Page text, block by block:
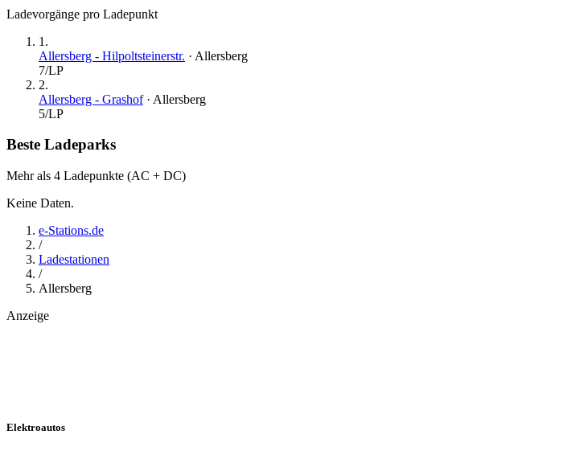
Ladevorgänge pro Ladepunkt
1 .
Allersberg - Hilpoltsteinerstr. · Allersberg
7/LP
2.
Allersberg - Grashof· Allersberg
5/LP
Beste Ladeparks
Mehr als 4 Ladepunkte (AC + DC)
Keine Daten.
e-Stations.de
/
Ladestationen
/
Allersberg
Anzeige
Elektroautos